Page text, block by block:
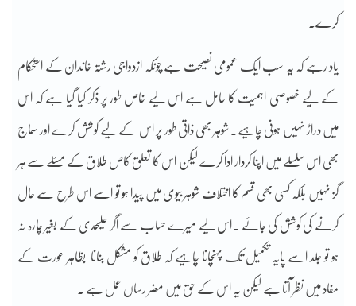
کرے۔
یاد رہے کہ یہ سب ایک عمومی نصیحت ہے چونکہ ازدواجی رشتہ خاندان کے استحکام
کے لیے خصوصی اہمیت کا حامل ہے اس لیے خاص طور پر ذکر کیا گیا ہے کہ اس
میں دراڑ نہیں ہونی چاہیے۔ شوہر بھی ذاتی طور پر اس کے لیے کوشش کرے اور سماج
بھی اس سلسلے میں اپنا کردار ادا کرے لیکن اس کا تعلق کاص طلاق کے مسئلے سے ہر
گز نہیں بلکہ کسی بھی قسم کا اختلاف شوہر بیوی میں پیدا ہو تو اسے اس طرح سے حال
کرنے کی کوشش کی جائے ۔اس لیے میرے حساب سے اگر علیحدی کے بغیر چارہ نہ
ہو تو جلد اسے پایہ تکمیل تک پہنچانا چاہیے کہ طلاق کو مشکل بنانا بظاہر عورت کے
مفاد میں نظر آتا ہے لیکن یہ اس کے حق میں مضر رساں عمل ہے ۔